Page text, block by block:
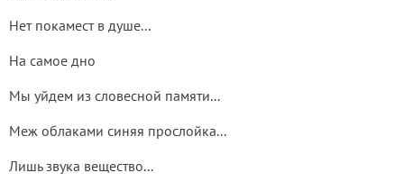
Нет покамест в душе...
На самое дно
Мы уйдем из словесной памяти...
Меж облаками синяя прослойка...
Лишь звука вещество...